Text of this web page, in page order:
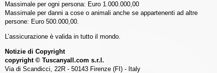
Massimale per ogni persona: Euro 1.000.000,00
Massimale per danni a cose o animali anche se appartenenti ad altre
persone: Euro 500.000,00.
L’assicurazione è valida in tutto il mondo.
Notizie di Copyright
copyright © Tuscanyall.com s.r.l.
Via di Scandicci, 22R - 50143 Firenze (FI) - Italy